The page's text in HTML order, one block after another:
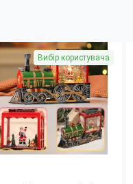
Вибір користувача